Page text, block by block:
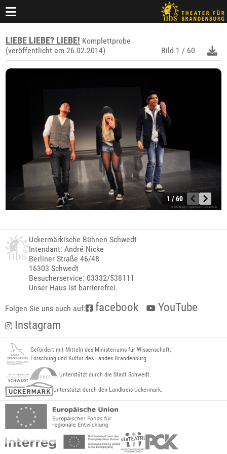
LIEBE LIEBE? LIEBE! Komplettprobe
(veröffentlicht am 26.02.2014)
Bild 1 / 60
1 / 60
Uckermärkische Bühnen Schwedt
Intendant: André Nicke
Berliner Straße 46/48
16303 Schwedt
Besucherservice: 03332/538111
Unser Haus ist barrierefrei.
Folgen Sie uns auch auf: facebook
YouTube
Instagram
Gefördert mit Mitteln des Ministeriums für Wissenschaft,
Forschung und Kultur des Landes Brandenburg.
Unterstützt durch die Stadt Schwedt.
Unterstützt durch den Landkreis Uckermark.